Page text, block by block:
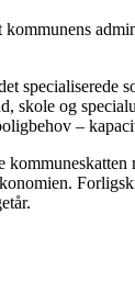
kommunens
specialiserede
skole og
–